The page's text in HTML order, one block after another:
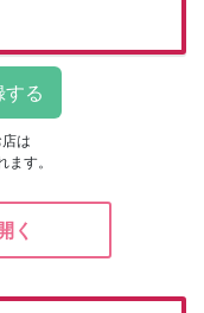
は
ます。
く